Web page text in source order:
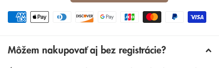
Môžem nakupovať aj bez registrácie?